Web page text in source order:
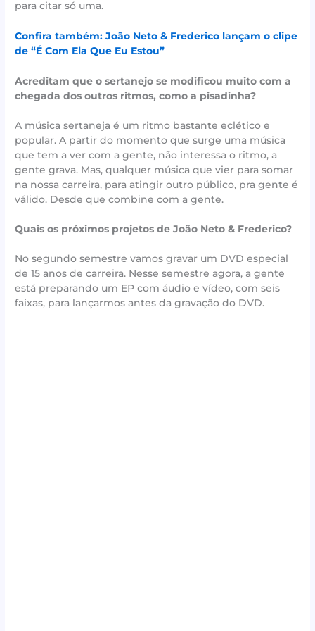
para citar só uma.
Confira também: João Neto & Frederico lançam o clipe
de “É Com Ela Que Eu Estou”
Acreditam que o sertanejo se modificou muito com a
chegada dos outros ritmos, como a pisadinha?
A música sertaneja é um ritmo bastante eclético e
popular. A partir do momento que surge uma música
que tem a ver com a gente, não interessa o ritmo, a
gente grava. Mas, qualquer música que vier para somar
na nossa carreira, para atingir outro público, pra gente é
válido. Desde que combine com a gente.
Quais os próximos projetos de João Neto & Frederico?
No segundo semestre vamos gravar um DVD especial
de 15 anos de carreira. Nesse semestre agora, a gente
está preparando um EP com áudio e vídeo, com seis
faixas, para lançarmos antes da gravação do DVD.